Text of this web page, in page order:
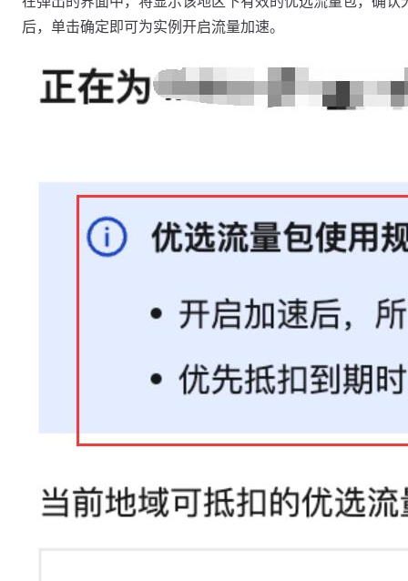
后，单击确定即可为实例开启流量加速。